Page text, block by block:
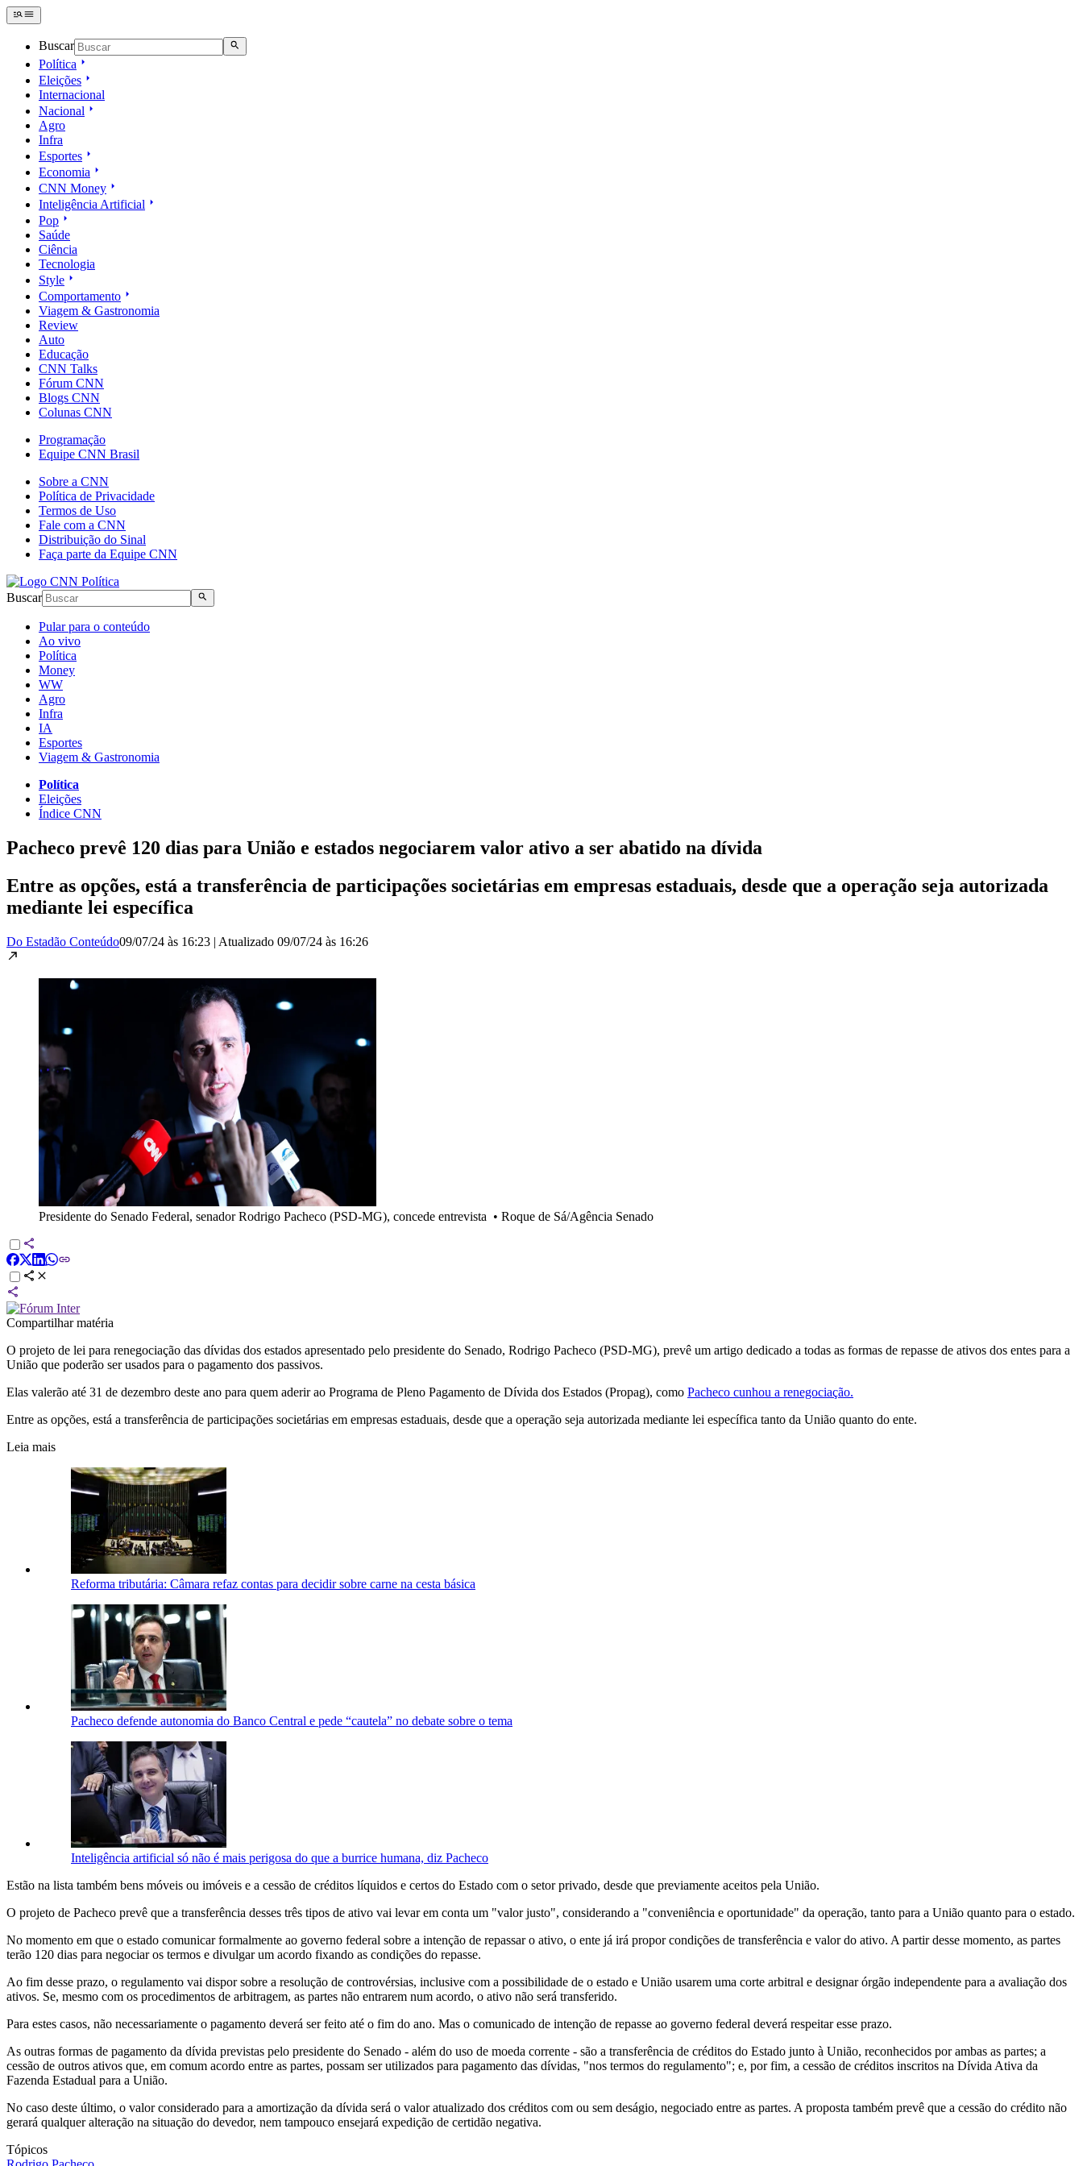
Buscar
Política
Eleições
Internacional
Nacional
Agro
Infra
Esportes
Economia
CNN Money
Inteligência Artificial
Pop
Saúde
Ciência
Tecnologia
Style
Comportamento
Viagem & Gastronomia
Review
Auto
Educação
CNN Talks
Fórum CNN
Blogs CNN
Colunas CNN
Programação
Equipe CNN Brasil
Sobre a CNN
Política de Privacidade
Termos de Uso
Fale com a CNN
Distribuição do Sinal
Faça parte da Equipe CNN
Buscar
Pular para o conteúdo
Ao vivo
Política
Money
WW
Agro
Infra
IA
Esportes
Viagem & Gastronomia
Política
Eleições
Índice CNN
Pacheco prevê 120 dias para União e estados negociarem valor ativo a ser abatido na dívida
Entre as opções, está a transferência de participações societárias em empresas estaduais, desde que a operação seja autorizada
mediante lei específica
Do Estadão Conteúdo09/07/24 às 16:23 | Atualizado 09/07/24 às 16:26
Presidente do Senado Federal, senador Rodrigo Pacheco (PSD-MG), concede entrevista • Roque de Sá/Agência Senado
Compartilhar matéria
O projeto de lei para renegociação das dívidas dos estados apresentado pelo presidente do Senado, Rodrigo Pacheco (PSD-MG), prevê um artigo dedicado a todas as formas de repasse de ativos dos entes para a
União que poderão ser usados para o pagamento dos passivos.
Elas valerão até 31 de dezembro deste ano para quem aderir ao Programa de Pleno Pagamento de Dívida dos Estados (Propag), como Pacheco cunhou a renegociação.
Entre as opções, está a transferência de participações societárias em empresas estaduais, desde que a operação seja autorizada mediante lei específica tanto da União quanto do ente.
Leia mais
Reforma tributária: Câmara refaz contas para decidir sobre carne na cesta básica
Pacheco defende autonomia do Banco Central e pede “cautela” no debate sobre o tema
Inteligência artificial só não é mais perigosa do que a burrice humana, diz Pacheco
Estão na lista também bens móveis ou imóveis e a cessão de créditos líquidos e certos do Estado com o setor privado, desde que previamente aceitos pela União.
O projeto de Pacheco prevê que a transferência desses três tipos de ativo vai levar em conta um "valor justo", considerando a "conveniência e oportunidade" da operação, tanto para a União quanto para o estado.
No momento em que o estado comunicar formalmente ao governo federal sobre a intenção de repassar o ativo, o ente já irá propor condições de transferência e valor do ativo. A partir desse momento, as partes
terão 120 dias para negociar os termos e divulgar um acordo fixando as condições do repasse.
Ao fim desse prazo, o regulamento vai dispor sobre a resolução de controvérsias, inclusive com a possibilidade de o estado e União usarem uma corte arbitral e designar órgão independente para a avaliação dos
ativos. Se, mesmo com os procedimentos de arbitragem, as partes não entrarem num acordo, o ativo não será transferido.
Para estes casos, não necessariamente o pagamento deverá ser feito até o fim do ano. Mas o comunicado de intenção de repasse ao governo federal deverá respeitar esse prazo.
As outras formas de pagamento da dívida previstas pelo presidente do Senado - além do uso de moeda corrente - são a transferência de créditos do Estado junto à União, reconhecidos por ambas as partes; a
cessão de outros ativos que, em comum acordo entre as partes, possam ser utilizados para pagamento das dívidas, "nos termos do regulamento"; e, por fim, a cessão de créditos inscritos na Dívida Ativa da
Fazenda Estadual para a União.
No caso deste último, o valor considerado para a amortização da dívida será o valor atualizado dos créditos com ou sem deságio, negociado entre as partes. A proposta também prevê que a cessão do crédito não
gerará qualquer alteração na situação do devedor, nem tampouco ensejará expedição de certidão negativa.
Tópicos